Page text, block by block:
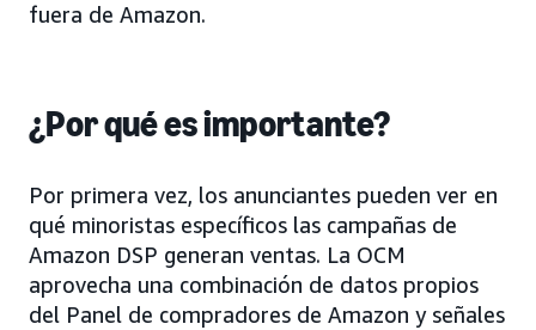
fuera de Amazon.
¿Por qué es importante?
Por primera vez, los anunciantes pueden ver en
qué minoristas específicos las campañas de
Amazon DSP generan ventas. La OCM
aprovecha una combinación de datos propios
del Panel de compradores de Amazon y señales